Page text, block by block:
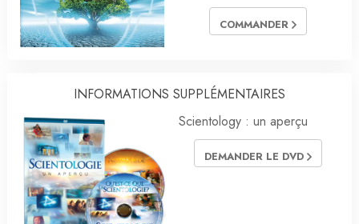
COMMANDER
INFORMATIONS SUPPLÉMENTAIRES
Scientology : un aperçu
DEMANDER LE DVD